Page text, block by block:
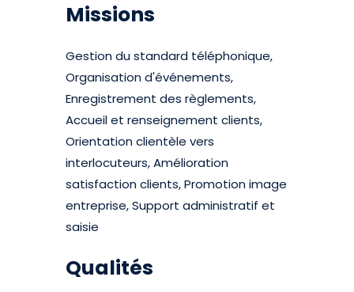
Missions
Gestion du standard téléphonique,
Organisation d'événements,
Enregistrement des règlements,
Accueil et renseignement clients,
Orientation clientèle vers
interlocuteurs, Amélioration
satisfaction clients, Promotion image
entreprise, Support administratif et
saisie
Qualités